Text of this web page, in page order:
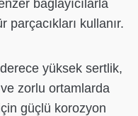
bağlayıcılarla
kullanır.
yüksek sertlik,
zorlu ortamlarda
güçlü korozyon